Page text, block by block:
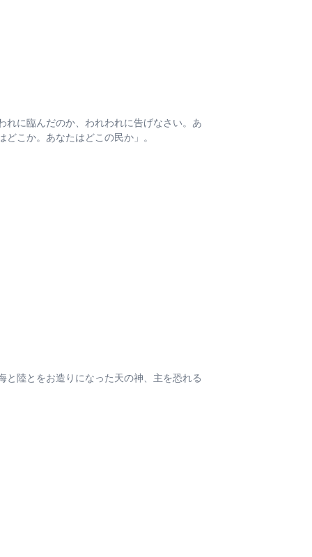
れに臨んだのか、われわれに告げなさい。あ
こか。あなたはどこの民か」。
と陸とをお造りになった天の神、主を恐れる